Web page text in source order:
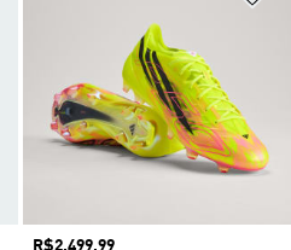
Preço
R$2.499,99